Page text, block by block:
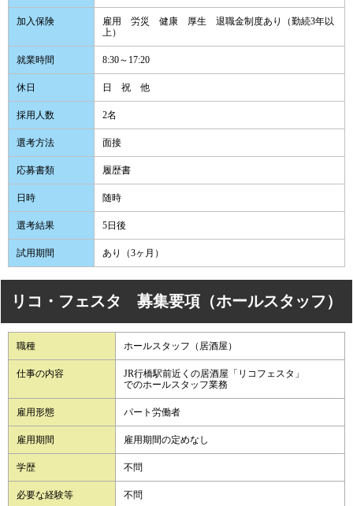
加入保険
雇用 労災 健康 厚生 退職金制度あり（勤続3年以
上）
就業時間 8:30～17:20
休日 日 祝 他
採用人数 2名
選考方法 面接
応募書類 履歴書
日時 随時
選考結果 5日後
試用期間 あり（3ヶ月）
リコ・フェスタ 募集要項（ホールスタッフ）
職種 ホールスタッフ（居酒屋）
仕事の内容
JR行橋駅前近くの居酒屋「リコフェスタ」
でのホールスタッフ業務
雇用形態 パート労働者
雇用期間 雇用期間の定めなし
学歴 不問
必要な経験等 不問